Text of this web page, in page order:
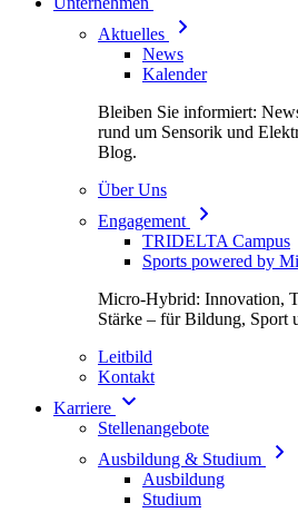
Aktuelles
News
Kalender
Bleiben Sie informiert:
rund um Sensorik und
Blog.
Über Uns
Engagement
TRIDELTA Campus
Sports powered by
Micro-Hybrid: Innovation,
Stärke – für Bildung, Sport
Leitbild
Kontakt
Karriere
Stellenangebote
Ausbildung & Studium
Ausbildung
Studium